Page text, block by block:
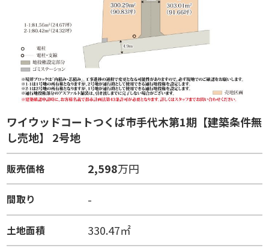
ワイウッドコートつくば市手代木第1期【建築条件無
し売地】 2号地
販売価格 2,598万円
間取り -
土地面積 330.47㎡